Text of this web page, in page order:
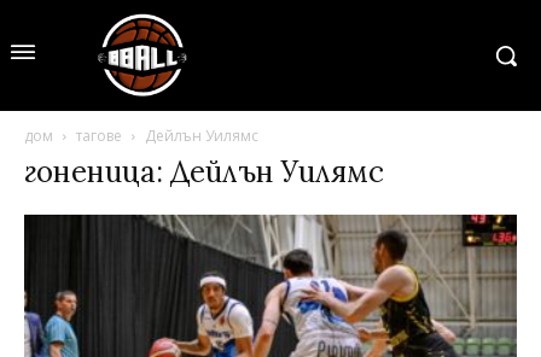
дом тагове Дейлън Уилямс
гоненица: Дейлън Уилямс